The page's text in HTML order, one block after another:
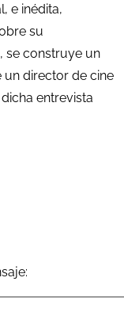
e inédita,
su
se construye un
un director de cine
entrevista